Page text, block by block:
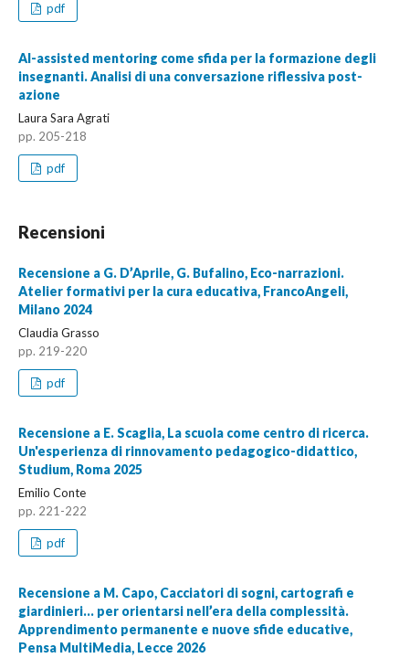
pdf
AI-assisted mentoring come sfida per la formazione degli
insegnanti. Analisi di una conversazione riflessiva post-
azione
Laura Sara Agrati
pp. 205-218
pdf
Recensioni
Recensione a G. D’Aprile, G. Bufalino, Eco-narrazioni.
Atelier formativi per la cura educativa, FrancoAngeli,
Milano 2024
Claudia Grasso
pp. 219-220
pdf
Recensione a E. Scaglia, La scuola come centro di ricerca.
Un'esperienza di rinnovamento pedagogico-didattico,
Studium, Roma 2025
Emilio Conte
pp. 221-222
pdf
Recensione a M. Capo, Cacciatori di sogni, cartografi e
giardinieri… per orientarsi nell’era della complessità.
Apprendimento permanente e nuove sfide educative,
Pensa MultiMedia, Lecce 2026